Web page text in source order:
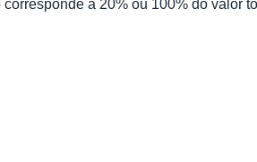
a 20% ou 100% do valor